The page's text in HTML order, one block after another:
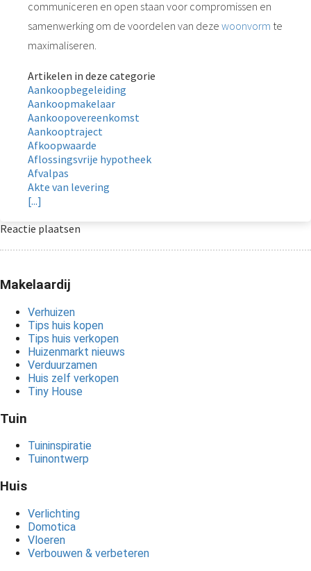
communiceren en open staan voor compromissen en
samenwerking om de voordelen van deze woonvorm te
maximaliseren.
Artikelen in deze categorie
Aankoopbegeleiding
Aankoopmakelaar
Aankoopovereenkomst
Aankooptraject
Afkoopwaarde
Aflossingsvrije hypotheek
Afvalpas
Akte van levering
[...]
Reactie plaatsen
Makelaardij
Verhuizen
Tips huis kopen
Tips huis verkopen
Huizenmarkt nieuws
Verduurzamen
Huis zelf verkopen
Tiny House
Tuin
Tuininspiratie
Tuinontwerp
Huis
Verlichting
Domotica
Vloeren
Verbouwen & verbeteren